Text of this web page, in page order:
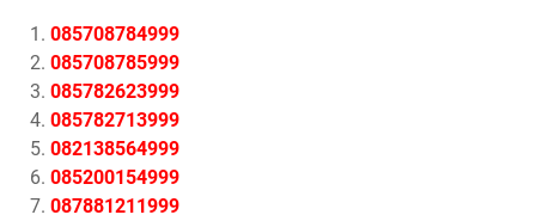
085708784999
085708785999
085782623999
085782713999
082138564999
085200154999
087881211999